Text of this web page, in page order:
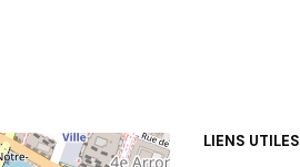
LIENS UTILES